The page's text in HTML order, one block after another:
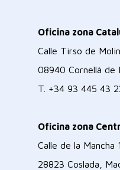
Oficina zona
Calle Tirso de
08940 Cornellà de
T. +34 93 445 43
Oficina zona
Calle de la Mancha 1
28823 Coslada,